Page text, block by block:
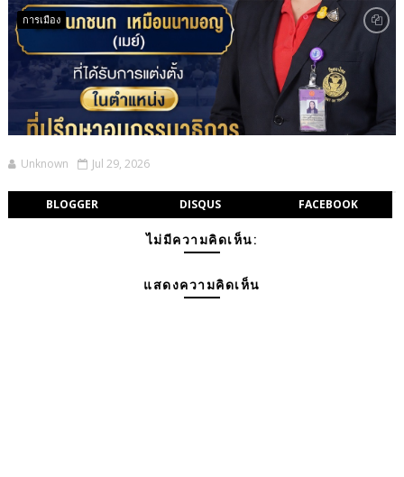
การเมือง
Unknown Jul 29, 2026
BLOGGER DISQUS FACEBOOK
ไม่มีความคิดเห็น:
แสดงความคิดเห็น